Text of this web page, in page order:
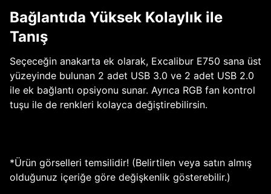
Bağlantıda Yüksek Kolaylık ile
Tanış
Seçeceğin anakarta ek olarak, Excalibur E750 sana üst
yüzeyinde bulunan 2 adet USB 3.0 ve 2 adet USB 2.0
ile ek bağlantı opsiyonu sunar. Ayrıca RGB fan kontrol
tuşu ile de renkleri kolayca değiştirebilirsin.
*Ürün görselleri temsilidir! (Belirtilen veya satın almış
olduğunuz içeriğe göre değişkenlik gösterebilir.)